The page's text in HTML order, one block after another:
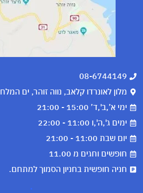
08-6744149
מלון לאונרדו קלאב, נווה זוהר, ים המלח
ימי א’,ב',ד’ 15:00 - 21:00
ימים ג',ה',ו 11:00 - 22:00
יום שבת 11:00 - 21:00
חופשים וחגים מ 11.00
חניה חופשית בחניון הסמוך למתחם.
.